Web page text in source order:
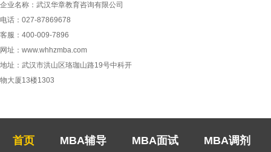
企业名称：武汉华章教育咨询有限公司
电话：027-87869678
客服：400-009-7896
网址：www.whhzmba.com
地址：武汉市洪山区珞珈山路19号中科开
物大厦13楼1303
首页 MBA辅导 MBA面试 MBA调剂